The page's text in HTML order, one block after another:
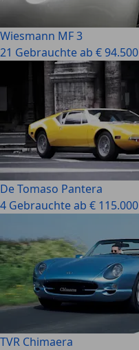
Wiesmann MF 3
21 Gebrauchte ab € 94.500
De Tomaso Pantera
4 Gebrauchte ab € 115.000
TVR Chimaera